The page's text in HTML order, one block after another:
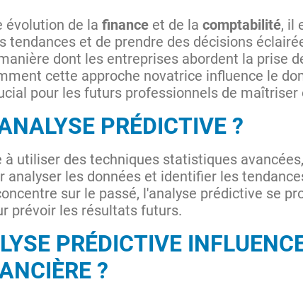
évolution de la finance et de la comptabilité, il
tendances et de prendre des décisions
dont les entreprises abordent la prise
cette approche novatrice influence le
pour les futurs professionnels de maîtriser
PRÉDICTIVE ?
à utiliser des techniques statistiques
analyser les données et identifier les
sur le passé, l'analyse prédictive se
prévoir les résultats futurs.
PRÉDICTIVE
?